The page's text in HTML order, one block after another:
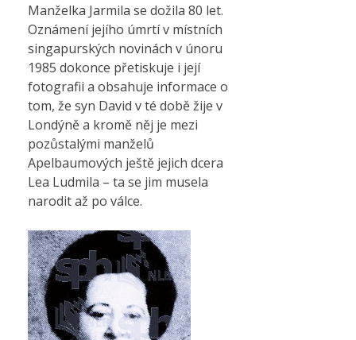
Manželka Jarmila se dožila 80 let.
Oznámení jejího úmrtí v místních
singapurských novinách v únoru
1985 dokonce přetiskuje i její
fotografii a obsahuje informace o
tom, že syn David v té době žije v
Londýně a kromě něj je mezi
pozůstalými manželů
Apelbaumových ještě jejich dcera
Lea Ludmila – ta se jim musela
narodit až po válce.